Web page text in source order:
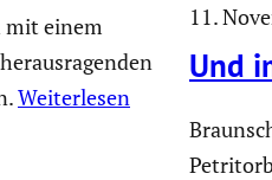
mit einem
Weiterlesen
11.
Und